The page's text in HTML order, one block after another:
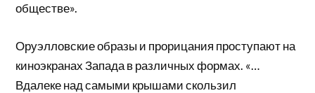
обществе».
Оруэлловские образы и прорицания проступают на
киноэкранах Запада в различных формах. «…
Вдалеке над самыми крышами скользил